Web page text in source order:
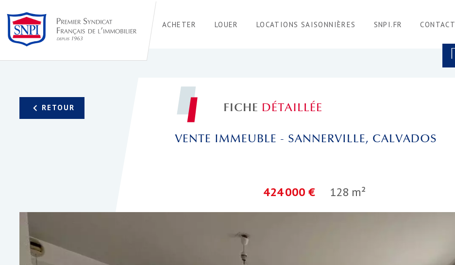
ACHETER LOUER LOCATIONS SAISONNIÈRES SNPI.FR CONTACT
FICHE DÉTAILLÉE
VENTE IMMEUBLE - SANNERVILLE, CALVADOS
128 m²
424 000 €